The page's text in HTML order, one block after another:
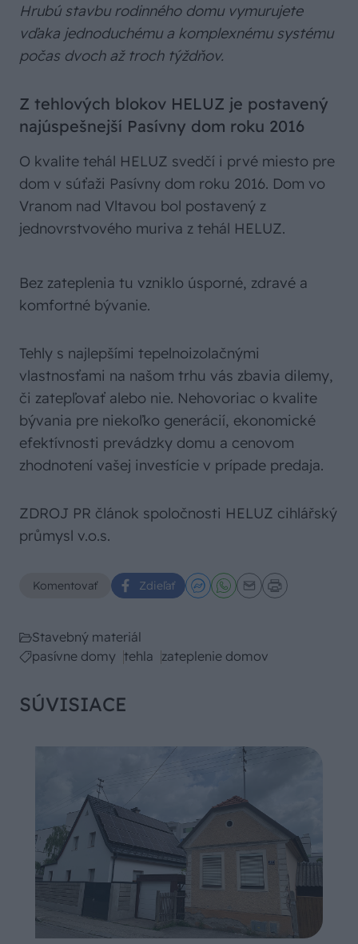
Hrubú stavbu rodinného domu vymurujete
vďaka jednoduchému a komplexnému systému
počas dvoch až troch týždňov.
Z tehlových blokov HELUZ je postavený
najúspešnejší Pasívny dom roku 2016
O kvalite tehál HELUZ svedčí i prvé miesto pre
dom v súťaži Pasívny dom roku 2016. Dom vo
Vranom nad Vltavou bol postavený z
jednovrstvového muriva z tehál HELUZ.
Bez zateplenia tu vzniklo úsporné, zdravé a
komfortné bývanie.
Tehly s najlepšími tepelnoizolačnými
vlastnosťami na našom trhu vás zbavia dilemy,
či zatepľovať alebo nie. Nehovoriac o kvalite
bývania pre niekoľko generácií, ekonomické
efektívnosti prevádzky domu a cenovom
zhodnotení vašej investície v prípade predaja.
ZDROJ PR článok spoločnosti HELUZ cihlářský
průmysl v.o.s.
Komentovať Zdieľať
Stavebný materiál
pasívne domy tehla zateplenie domov
SÚVISIACE